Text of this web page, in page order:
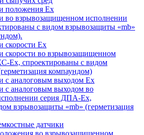
положения Ех
во взрывозащищенном исполнении
с видом взрывозащиты «mb»
скорости Ех
скорости во взрывозащищенном
Ех, спроектированы с видом
компаундом)
с аналоговым выходом Ех
с аналоговым выходом во
серия ДПА-Ех,
взрывозащиты «mb» (герметизация
датчики